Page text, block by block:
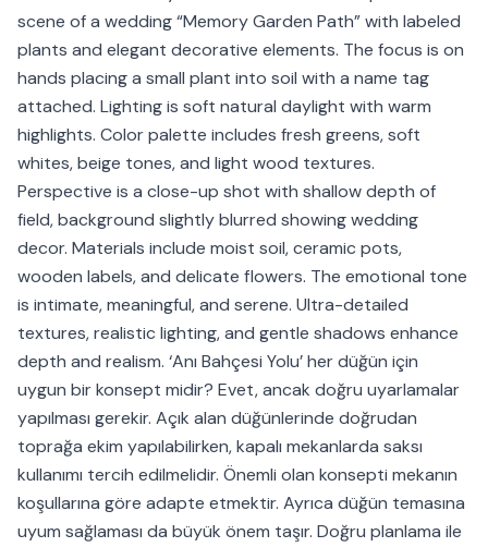
scene of a wedding “Memory Garden Path” with labeled
plants and elegant decorative elements. The focus is on
hands placing a small plant into soil with a name tag
attached. Lighting is soft natural daylight with warm
highlights. Color palette includes fresh greens, soft
whites, beige tones, and light wood textures.
Perspective is a close-up shot with shallow depth of
field, background slightly blurred showing wedding
decor. Materials include moist soil, ceramic pots,
wooden labels, and delicate flowers. The emotional tone
is intimate, meaningful, and serene. Ultra-detailed
textures, realistic lighting, and gentle shadows enhance
depth and realism. ‘Anı Bahçesi Yolu’ her düğün için
uygun bir konsept midir? Evet, ancak doğru uyarlamalar
yapılması gerekir. Açık alan düğünlerinde doğrudan
toprağa ekim yapılabilirken, kapalı mekanlarda saksı
kullanımı tercih edilmelidir. Önemli olan konsepti mekanın
koşullarına göre adapte etmektir. Ayrıca düğün temasına
uyum sağlaması da büyük önem taşır. Doğru planlama ile